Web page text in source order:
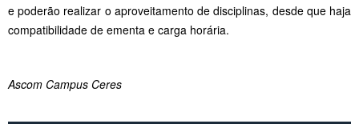
e poderão realizar o aproveitamento de disciplinas, desde que haja
compatibilidade de ementa e carga horária.
Ascom Campus Ceres